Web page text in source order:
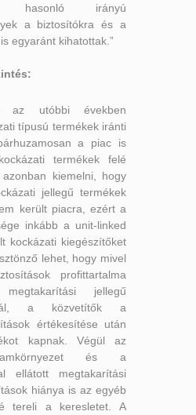
hasonló irányú
a biztosítókra és a
egyaránt kihatottak.”
az utóbbi években
típusú termékek iránti
a piac is
termékek felé
kiemelni, hogy
jellegű termékek
került piacra, ezért a
inkább a unit-linked
kockázati kiegészítőket
lehet, hogy mivel
profittartalma
jellegű
a közvetítők a
értékesítése után
kapnak. Végül az
és a
ellátott megtakarítási
hiánya is az egyéb
tereli a keresletet. A